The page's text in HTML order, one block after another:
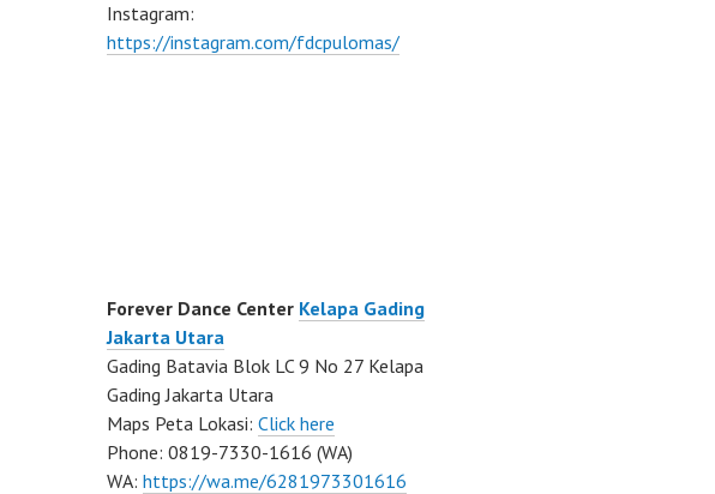
Instagram:
https://instagram.com/fdcpulomas/
Forever Dance Center Kelapa Gading
Jakarta Utara
Gading Batavia Blok LC 9 No 27 Kelapa
Gading Jakarta Utara
Maps Peta Lokasi: Click here
Phone: 0819-7330-1616 (WA)
WA: https://wa.me/6281973301616